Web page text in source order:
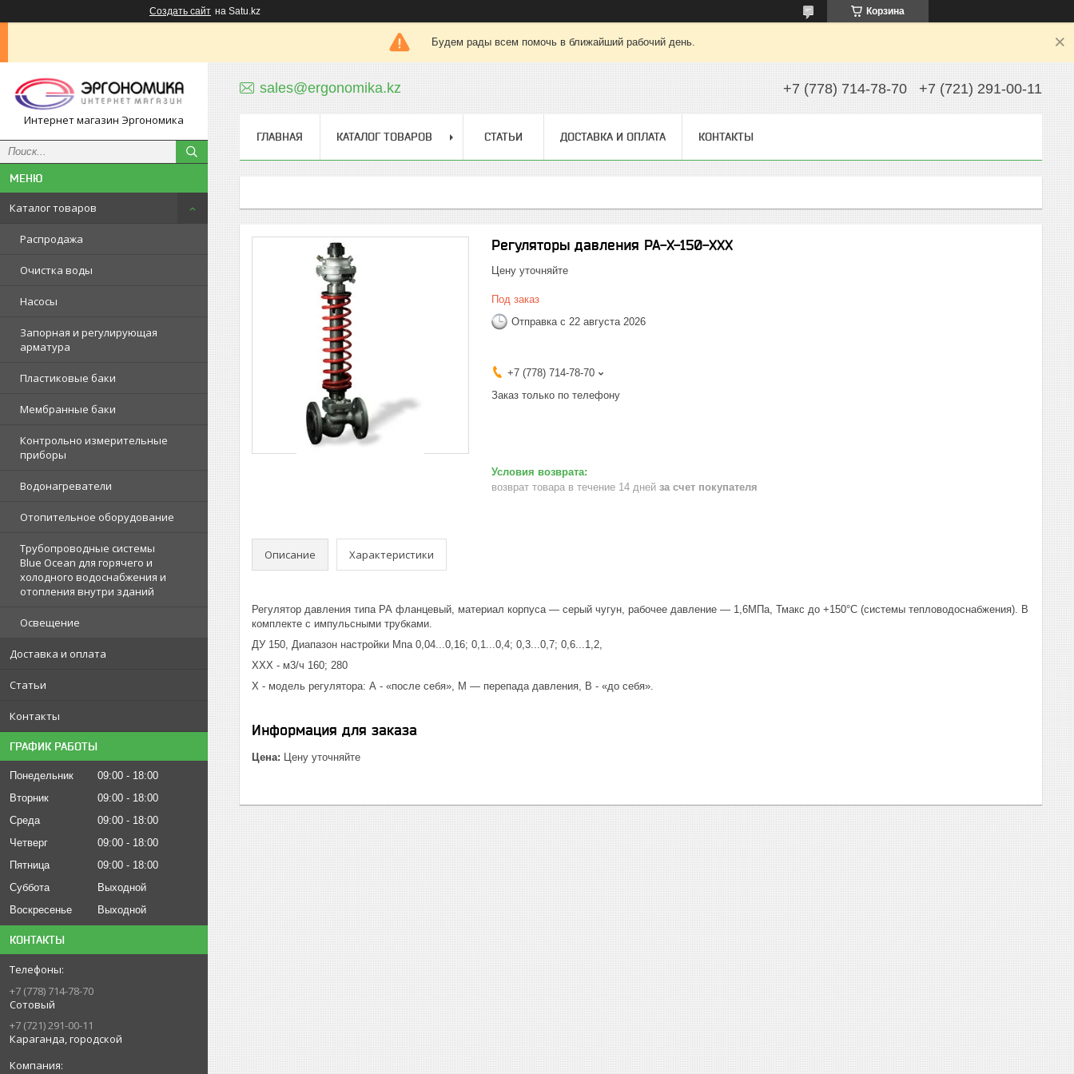
Создать сайт на Satu.kz Корзина
Будем рады всем помочь в ближайший рабочий день.
Интернет магазин Эргономика
Каталог товаров
Распродажа
Очистка воды
Насосы
Запорная и регулирующая
арматура
Пластиковые баки
Мембранные баки
Контрольно измерительные
приборы
Водонагреватели
Отопительное оборудование
Трубопроводные системы
Blue Ocean для горячего и
холодного водоснабжения и
отопления внутри зданий
Освещение
Доставка и оплата
Статьи
Контакты
ГРАФИК РАБОТЫ
Понедельник 09:00
18:00
Вторник
09:00
18:00
Среда
09:00
18:00
Четверг
09:00
18:00
Пятница
09:00
18:00
Суббота
Выходной
Воскресенье
Выходной
КОНТАКТЫ
+7 (778) 714-78-70
Сотовый
+7 (721) 291-00-11
Караганда, городской
sales@ergonomika.kz +7 (778) 714-78-70 +7 (721) 291-00-11
ГЛАВНАЯ КАТАЛОГ ТОВАРОВ СТАТЬИ ДОСТАВКА И ОПЛАТА КОНТАКТЫ
Регуляторы давления РА-Х-150-ХХХ
Цену уточняйте
Под заказ
Отправка с 22 августа 2026
+7 (778) 714-78-70
Заказ только по телефону
возврат товара в течение 14 дней за счет покупателя
Описание Характеристики
Регулятор давления типа РА фланцевый, материал корпуса — серый чугун, рабочее давление — 1,6МПа, Тмакс до +150°С (системы тепловодоснабжения). В
комплекте с импульсными трубками.
ДУ 150, Диапазон настройки Мпа 0,04...0,16; 0,1...0,4; 0,3...0,7; 0,6...1,2,
ХХХ - м3/ч 160; 280
Х - модель регулятора: А - «после себя», М — перепада давления, В - «до себя».
Информация для заказа
Цена: Цену уточняйте